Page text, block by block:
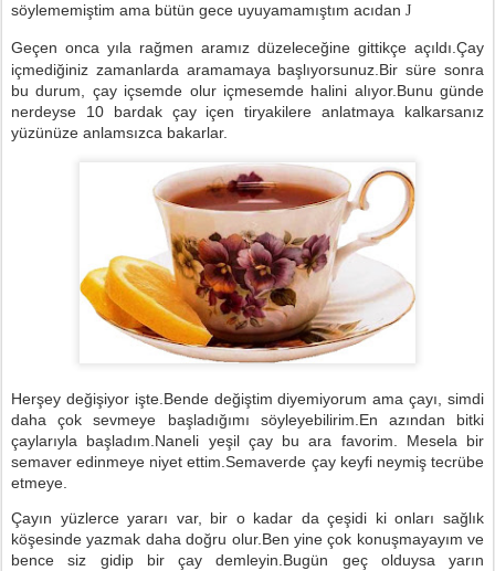
söylememiştim ama bütün gece uyuyamamıştım acıdan J
Geçen onca yıla rağmen aramız düzeleceğine gittikçe açıldı.Çay
içmediğiniz zamanlarda aramamaya başlıyorsunuz.Bir süre sonra
bu durum, çay içsemde olur içmesemde halini alıyor.Bunu günde
nerdeyse 10 bardak çay içen tiryakilere anlatmaya kalkarsanız
yüzünüze anlamsızca bakarlar.
Herşey değişiyor işte.Bende değiştim diyemiyorum ama çayı, simdi
daha çok sevmeye başladığımı söyleyebilirim.En azından bitki
çaylarıyla başladım.Naneli yeşil çay bu ara favorim. Mesela bir
semaver edinmeye niyet ettim.Semaverde çay keyfi neymiş tecrübe
etmeye.
Çayın yüzlerce yararı var, bir o kadar da çeşidi ki onları sağlık
köşesinde yazmak daha doğru olur.Ben yine çok konuşmayayım ve
bence siz gidip bir çay demleyin.Bugün geç olduysa yarın